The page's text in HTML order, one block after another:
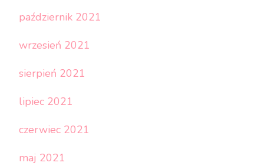
październik 2021
wrzesień 2021
sierpień 2021
lipiec 2021
czerwiec 2021
maj 2021